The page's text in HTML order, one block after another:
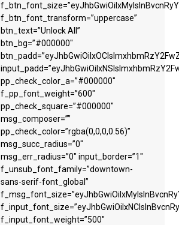
f_btn_font_transform=”uppercase”
btn_text=”Unlock All”
btn_bg=”#000000″
pp_check_color_a=”#000000″
f_pp_font_weight=”600″
pp_check_square=”#000000″
msg_composer=””
pp_check_color=”rgba(0,0,0,0.56)”
msg_succ_radius=”0″
msg_err_radius=”0″ input_border=”1″
f_unsub_font_family=”downtown-
sans-serif-font_global”
f_input_font_weight=”500″